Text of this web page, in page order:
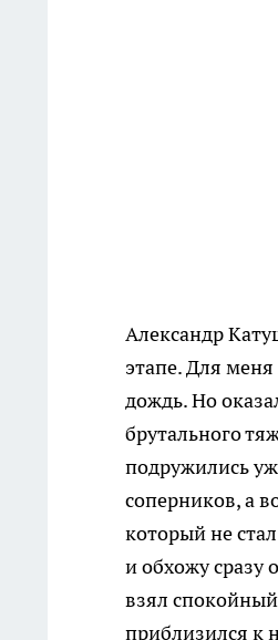
Александр
этапе. Для
дождь. Но
брутального
подружились
соперников, а
который не
и обхожу сразу
взял
приблизился к